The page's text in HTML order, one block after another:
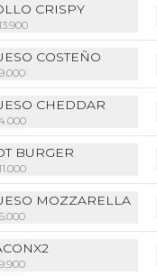
CRISPY
COSTEÑO
CHEDDAR
BURGER
MOZZARELLA